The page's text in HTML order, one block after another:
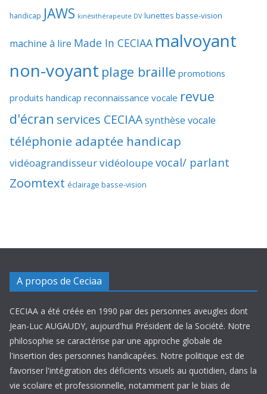
handicap JAWS kinésithérapeute DV lunettes basse-vision
machine à lire Made In CECIAA malvoyant
non-voyant plage braille promotions
produits handicap reconnaissance vocale revue
d'écran services CECIAAsynthèse vocale
téléphonie adaptée handicap
vidéoagrandisseurvidéoloupevocal/ parlant
Zoomtext éclairage basse-vision
A propos de Ceciaa
CECIAA a été créée en 1990 par des personnes aveugles dont
Jean-Luc AUGAUDY, aujourd'hui Président de la Société. Notre
philosophie se caractérise par une approche globale de
l'insertion des personnes handicapées. Notre politique est de
favoriser l'intégration des déficients visuels au quotidien, dans la
vie scolaire et professionnelle, notamment par le biais de